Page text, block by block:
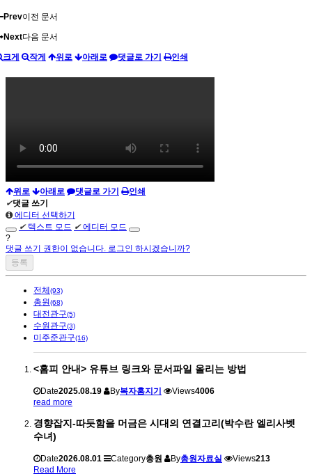
Prev이전 문서
Next다음 문서
크게 작게 위로 아래로 댓글로 가기 인쇄
위로 아래로 댓글로 가기
인쇄
✔댓글 쓰기
에디터 선택하기
✔ 텍스트 모드 ✔에디터 모드
?
댓글 쓰기 권한이 없습니다. 로그인 하시겠습니까?
전체 (93)
총원(68)
대전관구(5)
수원관구(3)
미주준관구(16)
<홈피 안내> 유튜브 링크와 문서파일 올리는 방법
Date2025.08.19 By복자홈지기 Views4006
read more
경향잡지-따듯함을 머금은 시대의 연결고리(박수란 엘리사벳
수녀)
Date2026.08.01 Category총원 By총원자료실 Views213
Read More